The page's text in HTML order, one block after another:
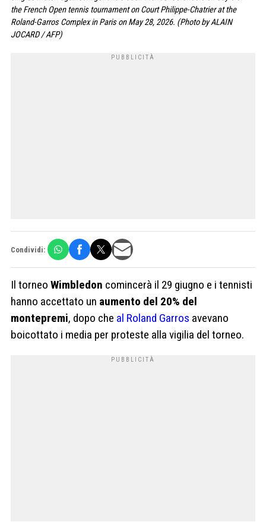
the French Open tennis tournament on Court Philippe-Chatrier at the
Roland-Garros Complex in Paris on May 28, 2026. (Photo by ALAIN
JOCARD / AFP)
Condividi:
Il torneo Wimbledon comincerà il 29 giugno e i tennisti
hanno accettato un aumento del 20% del
montepremi, dopo che al Roland Garros avevano
boicottato i media per proteste alla vigilia del torneo.